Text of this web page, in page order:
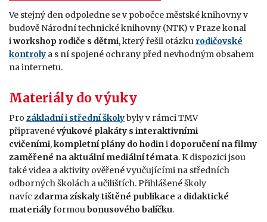
Ve stejný den odpoledne se v pobočce městské knihovny v
budově Národní technické knihovny (NTK) v Praze konal
iworkshop rodiče s dětmi, který řešil otázku rodičovské
kontroly a s ní spojené ochrany před nevhodným obsahem
na internetu.
Materiály do výuky
Pro základní i střední školybyly v rámci TMV
připravenévýukové plakáty s interaktivními
cvičeními,kompletní plány do hodini doporučení na filmy
zaměřené na aktuální mediální témata. K dispozici jsou
také videa a aktivity ověřené vyučujícími na středních
odborných školách a učilištích. Přihlášené školy
navíc zdarma získaly tištěné publikace a didaktické
materiályformoubonusového balíčku.